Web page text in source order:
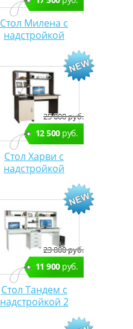
Стол Милена с
надстройкой
25 000 руб.
12 500руб.
Стол Харви с
надстройкой
23 800 руб.
11 900руб.
Стол Тандем с
надстройкой 2